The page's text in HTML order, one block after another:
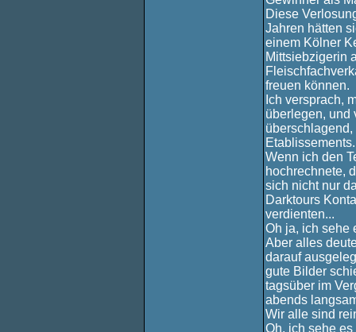
Diese
Jahren hätten
einem Kölner
Mittsiebzigerin
freuen können.
Ich versprach,
überlegen, und
Etablissements.
Wenn ich den
hochrechnete,
sich nicht nur
Darktours
verdienten...
Oh ja, ich sehe
Aber alles
darauf
gute Bilder
tagsüber im
abends
Wir alle sind
Oh, ich sehe